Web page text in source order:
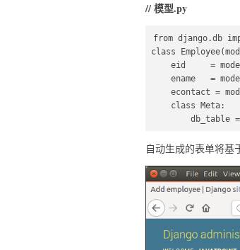
// 模型.py
from django.db
class
自动生成的表单将基